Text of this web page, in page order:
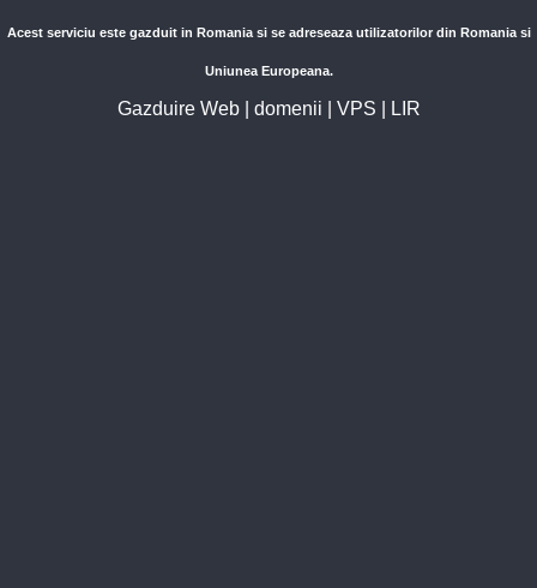
Acest serviciu este gazduit in Romania si se adreseaza utilizatorilor din Romania si
Uniunea Europeana.
Gazduire Web| domenii VPS LIR